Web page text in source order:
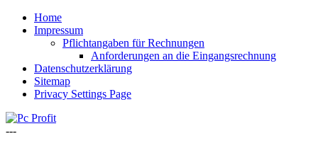
Home
Impressum
Pflichtangaben für Rechnungen
Anforderungen an die Eingangsrechnung
Datenschutzerklärung
Sitemap
Privacy Settings Page
---